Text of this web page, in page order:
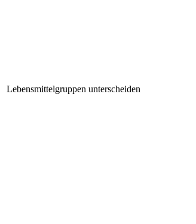
Lebensmittelgruppen unterscheiden